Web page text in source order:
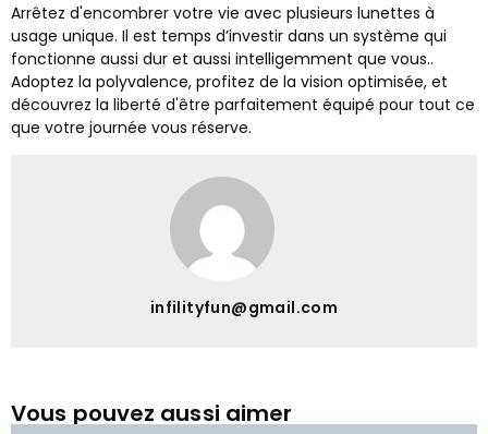
Arrêtez d'encombrer votre vie avec plusieurs lunettes à
usage unique. Il est temps d’investir dans un système qui
fonctionne aussi dur et aussi intelligemment que vous..
Adoptez la polyvalence, profitez de la vision optimisée, et
découvrez la liberté d'être parfaitement équipé pour tout ce
que votre journée vous réserve.
infilityfun@gmail.com
Vous pouvez aussi aimer